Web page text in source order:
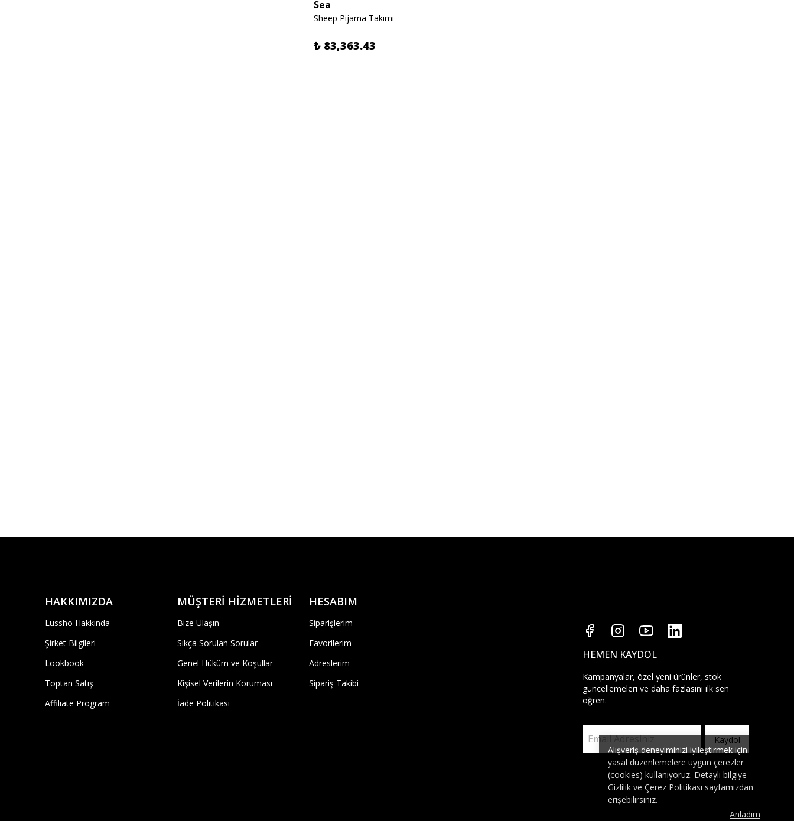
Alışveriş deneyiminizi iyileştirmek için
yasal düzenlemelere uygun çerezler
(cookies) kullanıyoruz. Detaylı bilgiye
Gizlilik ve Çerez Politikası sayfamızdan
erişebilirsiniz.
Anladım
Sea
Sheep Pijama Takımı
₺ 83,363.43
HAKKIMIZDA
Lussho Hakkında
Şirket Bilgileri
Lookbook
Toptan Satış
Affiliate Program
MÜŞTERİ HİZMETLERİ
Bize Ulaşın
Sıkça Sorulan Sorular
Genel Hüküm ve Koşullar
Kişisel Verilerin Koruması
İade Politikası
HESABIM
Siparişlerim
Favorilerim
Adreslerim
Sipariş Takibi
HEMEN KAYDOL
Kampanyalar, özel yeni ürünler, stok
güncellemeleri ve daha fazlasını ilk sen
öğren.
Kaydol